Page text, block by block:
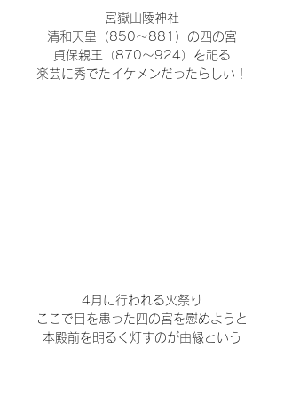
宮嶽山陵神社
清和天皇（850～881）の四の宮
貞保親王（870～924）を祀る
楽芸に秀でたイケメンだったらしい！
4月に行われる火祭り
ここで目を患った四の宮を慰めようと
本殿前を明るく灯すのが由縁という